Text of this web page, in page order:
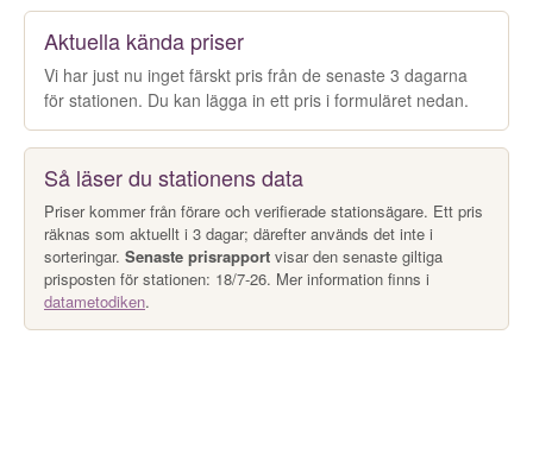
Aktuella kända priser
Vi har just nu inget färskt pris från de senaste 3 dagarna
för stationen. Du kan lägga in ett pris i formuläret nedan.
Så läser du stationens data
Priser kommer från förare och verifierade stationsägare. Ett pris
räknas som aktuellt i 3 dagar; därefter används det inte i
sorteringar. Senaste prisrapport visar den senaste giltiga
prisposten för stationen: 18/7-26. Mer information finns i
datametodiken.